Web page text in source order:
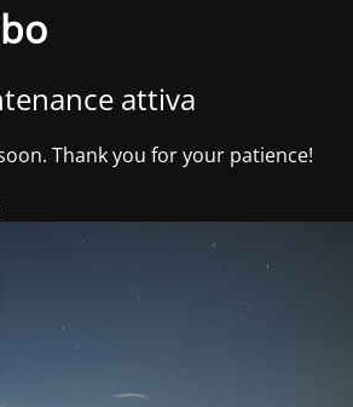
attiva
Thank you for your patience!